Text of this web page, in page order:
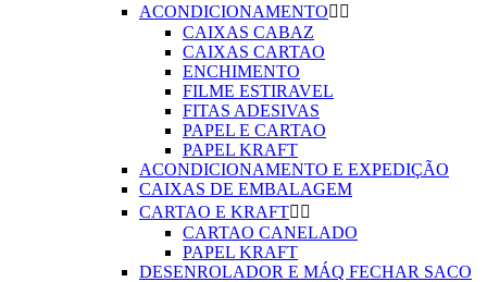
ACONDICIONAMENTO 
CAIXAS CABAZ
CAIXAS CARTAO
ENCHIMENTO
FILME ESTIRAVEL
FITAS ADESIVAS
PAPEL E CARTAO
PAPEL KRAFT
ACONDICIONAMENTO E EXPEDIÇÃO
CAIXAS DE EMBALAGEM
CARTAO E KRAFT 
CARTAO CANELADO
PAPEL KRAFT
DESENROLADOR E MÁQ FECHAR SACO